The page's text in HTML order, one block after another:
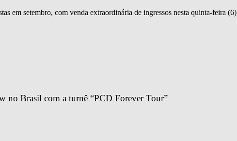
em setembro, com venda extraordinária de ingressos nesta quinta-feira (6)
no Brasil com a turnê “PCD Forever Tour”